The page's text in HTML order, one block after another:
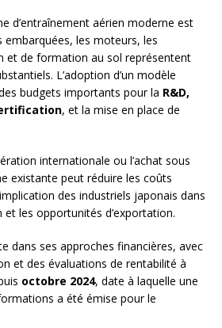
d’entraînement aérien moderne est
embarquées, les moteurs, les
et de formation au sol représentent
L’adoption d’un modèle
budgets importants pour la R&D,
, et la mise en place de
internationale ou l’achat sous
existante peut réduire les coûts
des industriels japonais dans
les opportunités d’exportation.
dans ses approches financières, avec
et des évaluations de rentabilité à
octobre 2024, date à laquelle une
a été émise pour le